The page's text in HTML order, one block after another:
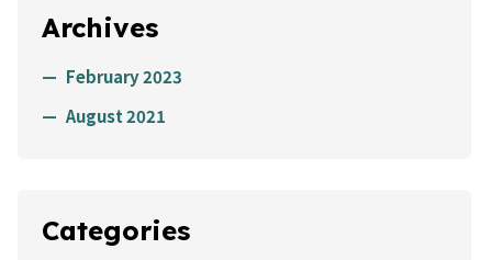
Archives
February 2023
August 2021
Categories